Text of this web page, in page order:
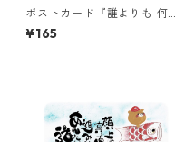
ポストカード『誰よりも 何よ
りも・・・』
¥165